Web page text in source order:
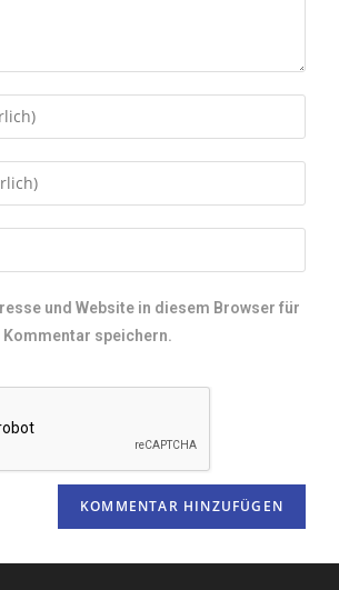
und Website in diesem Browser für
speichern.